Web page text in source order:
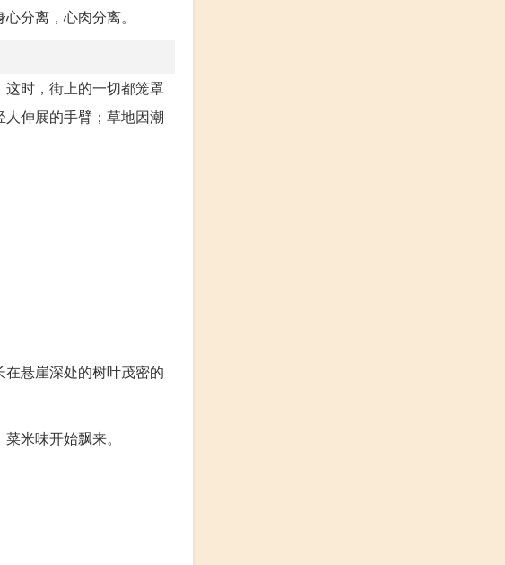
分离，心肉分离。
时，街上的一切都笼罩
伸展的手臂；草地因潮
悬崖深处的树叶茂密的
米味开始飘来。